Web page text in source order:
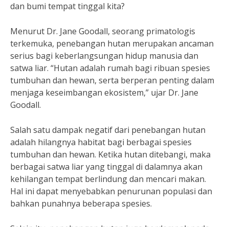
dan bumi tempat tinggal kita?
Menurut Dr. Jane Goodall, seorang primatologis
terkemuka, penebangan hutan merupakan ancaman
serius bagi keberlangsungan hidup manusia dan
satwa liar. “Hutan adalah rumah bagi ribuan spesies
tumbuhan dan hewan, serta berperan penting dalam
menjaga keseimbangan ekosistem,” ujar Dr. Jane
Goodall.
Salah satu dampak negatif dari penebangan hutan
adalah hilangnya habitat bagi berbagai spesies
tumbuhan dan hewan. Ketika hutan ditebangi, maka
berbagai satwa liar yang tinggal di dalamnya akan
kehilangan tempat berlindung dan mencari makan.
Hal ini dapat menyebabkan penurunan populasi dan
bahkan punahnya beberapa spesies.